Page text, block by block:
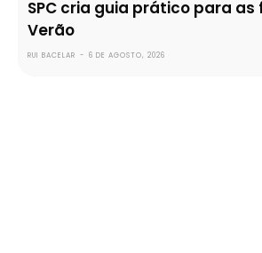
SPC cria guia prático para as
Verão
RUI BACELAR - 6 DE AGOSTO, 2026